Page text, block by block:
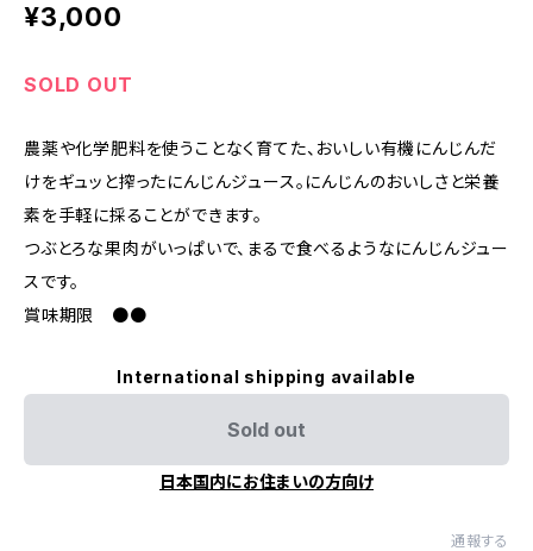
¥3,000
SOLD OUT
農薬や化学肥料を使うことなく育てた、おいしい有機にんじんだ
けをギュッと搾ったにんじんジュース。にんじんのおいしさと栄養
素を手軽に採ることができます。
つぶとろな果肉がいっぱいで、まるで食べるようなにんじんジュー
スです。
賞味期限 ●●
International shipping available
Sold out
日本国内にお住まいの方向け
通報する